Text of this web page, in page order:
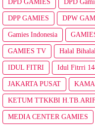
DPD GAMIES DPD
DPP GAMIES DPW
Gamies Indonesia
GAMIES TV Halal
IDUL FITRI Idul Fitrri
JAKARTA PUSAT
KETUM TTKKBI
MEDIA CENTER GAMIES